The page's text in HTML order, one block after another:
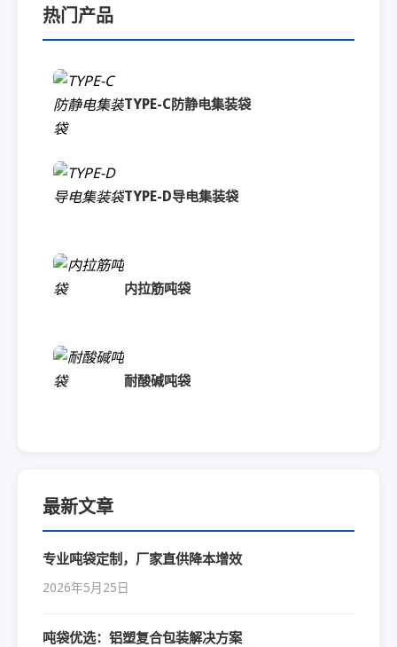
热门产品
TYPE-C防静电集装袋
TYPE-D导电集装袋
内拉筋吨袋
耐酸碱吨袋
最新文章
专业吨袋定制，厂家直供降本增效
2026年5月25日
吨袋优选：铝塑复合包装解决方案